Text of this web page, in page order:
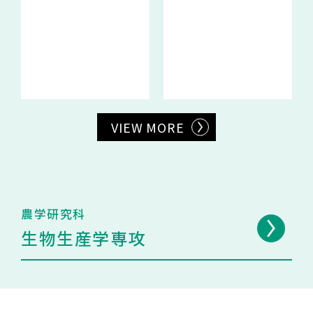
VIEW MORE
農学研究科
生物生産学専攻